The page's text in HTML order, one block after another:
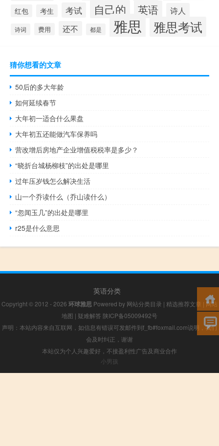
红包 考生 考试 自己的 英语 诗人
诗词 费用 还不 都是 雅思 雅思考试
猜你想看的文章
50后的多大年龄
如何延续春节
大年初一适合什么果盘
大年初五还能做汽车保养吗
营改增后房地产企业增值税税率是多少？
“晓折台城杨柳枝”的出处是哪里
过年压岁钱怎么解决生活
山一个乔读什么（乔山读什么）
“忽闻玉几”的出处是哪里
r25是什么意思
英语分类
Copyright © 2012 - 2026 环球雅思 Powered by 网站分类目录 | 精选推荐文章 | 网站
地图 | 疑难解答 陕ICP备05009492号
声明：本站内容来自互联网，如信息有错误可发邮件到f_fb#foxmail.com说明，我们
会及时纠正，谢谢
本站仅为个人兴趣爱好，不接盈利性广告及商业合作
小男孩